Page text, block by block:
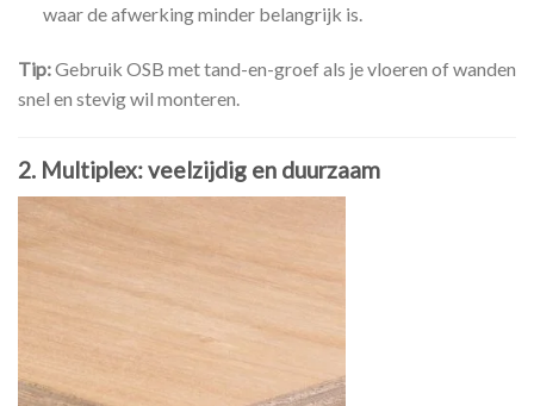
waar de afwerking minder belangrijk is.
Tip:Gebruik OSB met tand-en-groef als je vloeren of wanden
snel en stevig wil monteren.
2. Multiplex: veelzijdig en duurzaam